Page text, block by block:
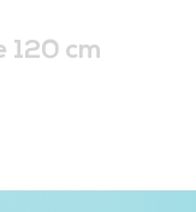
120 cm